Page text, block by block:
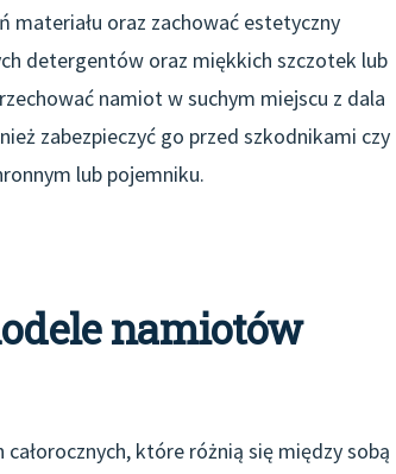
materiału oraz zachować estetyczny
detergentów oraz miękkich szczotek lub
namiot w suchym miejscu z dala
zabezpieczyć go przed szkodnikami czy
lub pojemniku.
namiotów
które różnią się między sobą